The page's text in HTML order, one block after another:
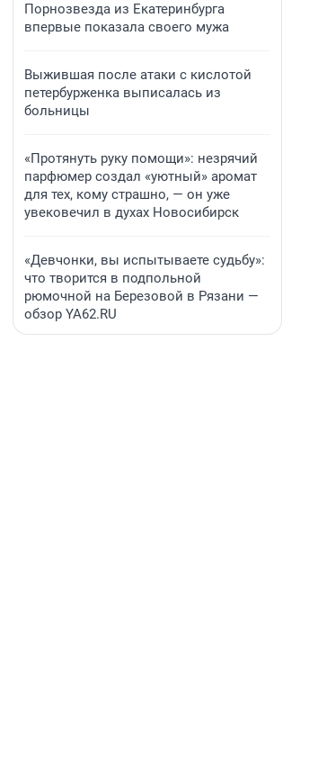
Порнозвезда из Екатеринбурга
впервые показала своего мужа
Выжившая после атаки с кислотой
петербурженка выписалась из
больницы
«Протянуть руку помощи»: незрячий
парфюмер создал «уютный» аромат
для тех, кому страшно, — он уже
увековечил в духах Новосибирск
«Девчонки, вы испытываете судьбу»:
что творится в подпольной
рюмочной на Березовой в Рязани —
обзор YA62.RU